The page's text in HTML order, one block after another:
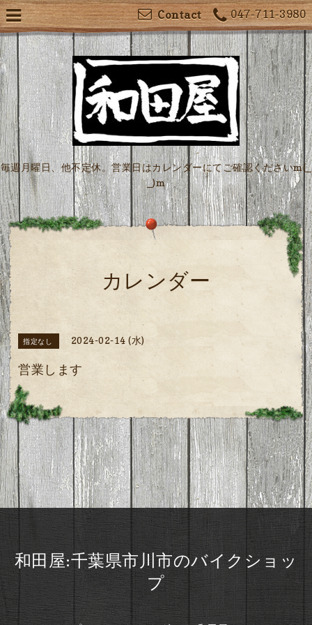
047-711-3980
Contact
毎週月曜日、他不定休。営業日はカレンダーにてご確認くださいm(_
_)m
カレンダー
指定なし 2024-02-14 (水)
営業します
和田屋:千葉県市川市のバイクショッ
プ